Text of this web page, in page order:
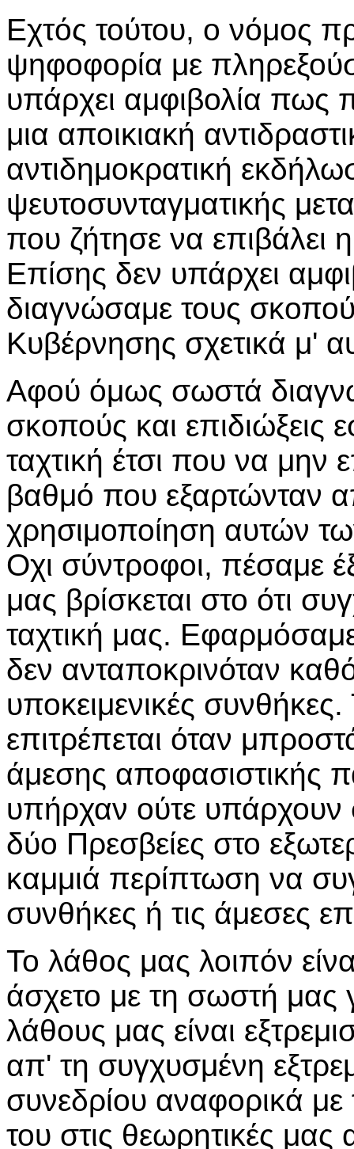
Εχτός τούτου, ο νόμος
ψηφοφορία με
υπάρχει αμφιβολία πως
μια αποικιακή
αντιδημοκρατική
ψευτοσυνταγματικής
που ζήτησε να επιβάλει
Επίσης δεν υπάρχει
διαγνώσαμε τους
Κυβέρνησης σχετικά μ'
Αφού όμως σωστά
σκοπούς και
ταχτική έτσι που να μην
βαθμό που εξαρτώνταν
χρησιμοποίηση αυτών
Οχι σύντροφοι, πέσαμε
μας βρίσκεται στο ότι
ταχτική μας.
δεν ανταποκρινόταν
υποκειμενικές
επιτρέπεται όταν
άμεσης αποφασιστικής
υπήρχαν ούτε υπάρχουν
δύο Πρεσβείες στο
καμμιά περίπτωση να
συνθήκες ή τις άμεσες
Το λάθος μας λοιπόν
άσχετο με τη σωστή
λάθους μας είναι
απ' τη συγχυσμένη
συνεδρίου αναφορικά με
του στις θεωρητικές